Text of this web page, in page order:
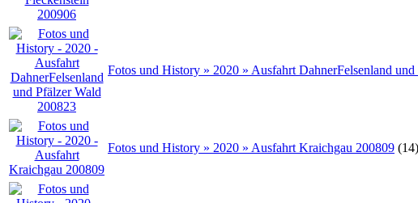
Fotos und History » 2020 » Ausfahrt DahnerFelsenland
Fotos und History » 2020 » Ausfahrt Kraichgau 200809 (14)